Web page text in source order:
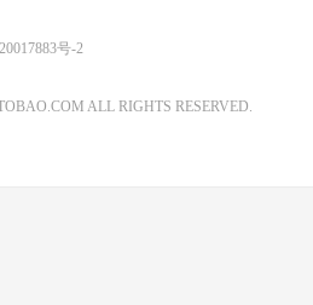
号-2
ALL RIGHTS RESERVED.